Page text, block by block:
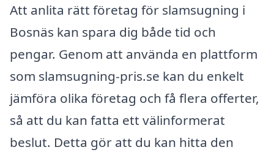
Att anlita rätt företag för slamsugning i
Bosnäs kan spara dig både tid och
pengar. Genom att använda en plattform
som slamsugning-pris.se kan du enkelt
jämföra olika företag och få flera offerter,
så att du kan fatta ett välinformerat
beslut. Detta gör att du kan hitta den